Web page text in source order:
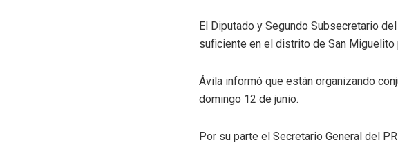
El Diputado y Segundo Subsecretario
suficiente en el distrito de San Miguelito
Ávila informó que están organizando
domingo 12 de junio.
Por su parte el Secretario General del